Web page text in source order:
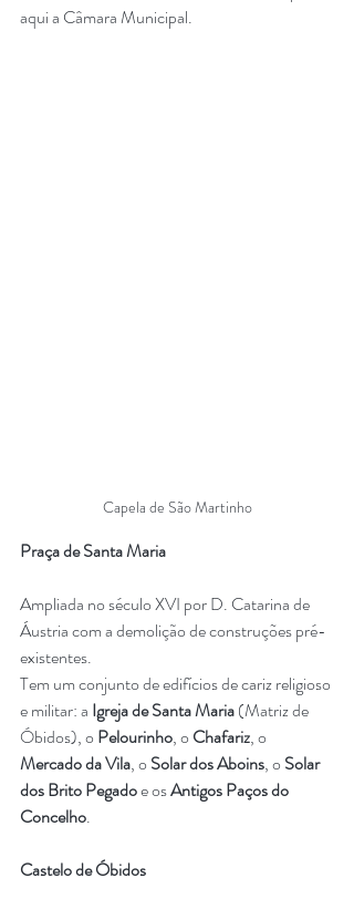
aqui a Câmara Municipal.
Capela de São Martinho
Praça de Santa Maria
Ampliada no século XVI por D. Catarina de
Áustria com a demolição de construções pré-
existentes.
Tem um conjunto de edifícios de cariz religioso
e militar: a Igreja de Santa Maria (Matriz de
Óbidos), o Pelourinho, o Chafariz, o
Mercado da Vila, o Solar dos Aboins, o Solar
dos Brito Pegado e os Antigos Paços do
Concelho.
Castelo de Óbidos